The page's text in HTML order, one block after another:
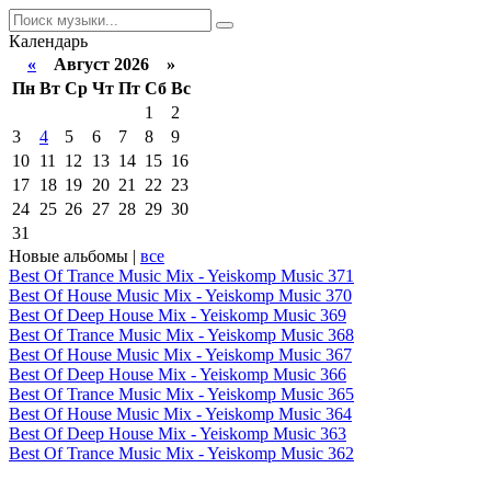
Календарь
« Август 2026 »
Пн Вт Ср Чт Пт Сб Вс
1
2
3
4 5 6 7 8
9
10 11 12 13 14 15 16
17 18 19 20 21 22 23
24 25 26 27 28 29 30
31
Новые альбомы | все
Best Of Trance Music Mix - Yeiskomp Music 371
Best Of House Music Mix - Yeiskomp Music 370
Best Of Deep House Mix - Yeiskomp Music 369
Best Of Trance Music Mix - Yeiskomp Music 368
Best Of House Music Mix - Yeiskomp Music 367
Best Of Deep House Mix - Yeiskomp Music 366
Best Of Trance Music Mix - Yeiskomp Music 365
Best Of House Music Mix - Yeiskomp Music 364
Best Of Deep House Mix - Yeiskomp Music 363
Best Of Trance Music Mix - Yeiskomp Music 362